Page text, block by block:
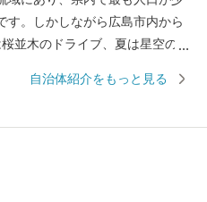
す。しかしながら広島市内から
並木のドライブ、夏は星空のよ
れています。ぷらっと寄りたく
自治体紹介をもっと見る